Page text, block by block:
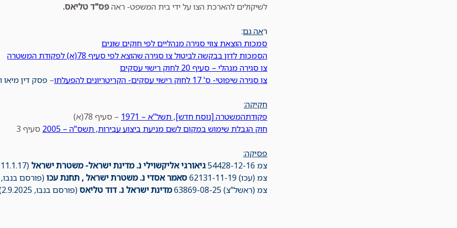
לשיקולים להארכת הצו על ידי בית המשפט- ראהפס"ד טליאס.
ראה גם:
סמכות הוצאת צווי סגירה מנהליים לפי חוקים שונים
הסמכות לדון בבקשה לביטול צו סגירה שהוצא לפי סעיף 78(א) לפקודת המשטרה
צו סגירה מנהלי – סעיף 20 לחוק רישוי עסקים
צו סגירה שיפוטי- ס' 17 לחוק רישוי עסקים- הקריטריונים להפעלתו
– פסק דין מיאו
חקיקה:
פקודתהמשטרה [נוסח חדש], תשל"א – 1971
– סעיף 78(א)
חוק הגבלת שימוש במקום לשם מניעת ביצוע עבירות, תשס"ה – 2005
סעיף 3
פסיקה:
צמ 54428-12-16
גיאורגי אליקשוילי נ. מדינת ישראל- משטרת ישראל (11.1.17)- לא פורסם
צמ (עכו) 62131-11-19
סאמר אסדי נ. משטרת ישראל , תחנת עכו(פורסם בנבו,
צמ (ראשל"צ) 63869-08-25
מדינת ישראל נ. דוד טליאס(פורסם בנבו, 2.9.2025)